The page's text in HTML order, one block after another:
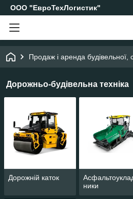
ООО "ЕвроТехЛогистик"
Продаж і аренда будівельної,
Дорожньо-будівельна техніка
Дорожній каток
ники